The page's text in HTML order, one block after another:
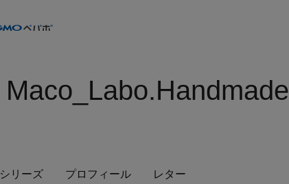
Maco_Labo.Handmade
シリーズ プロフィール レター